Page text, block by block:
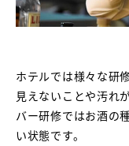
ホテルでは様々な研
見えないことや汚れ
バー研修ではお酒の
い状態です。